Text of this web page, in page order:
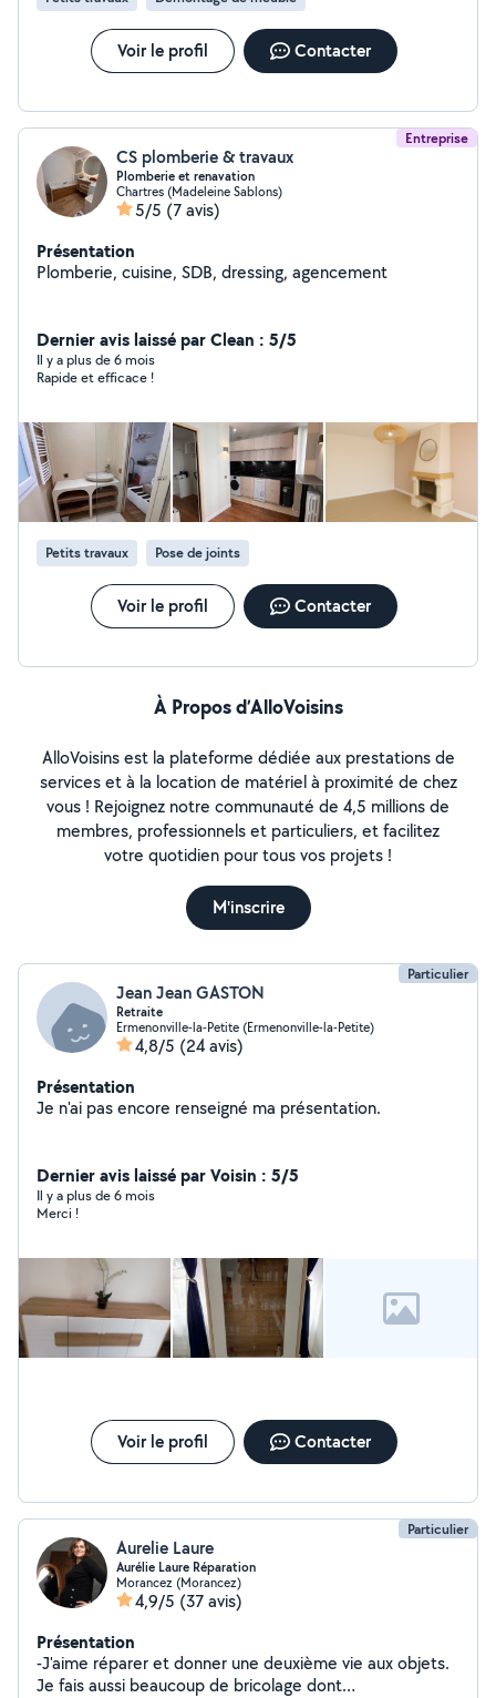
Voir le profil Contacter
Entreprise
CS plomberie & travaux
Plomberie et renavation
Chartres (Madeleine Sablons)
5/5 (7 avis)
Présentation
Plomberie, cuisine, SDB, dressing, agencement
Dernier avis laissé par Clean : 5/5
Il y a plus de 6 mois
Rapide et efficace !
Petits travaux Pose de joints
Voir le profil Contacter
À Propos d’AlloVoisins
AlloVoisins est la plateforme dédiée aux prestations de
services et à la location de matériel à proximité de chez
vous ! Rejoignez notre communauté de 4,5 millions de
membres, professionnels et particuliers, et facilitez
votre quotidien pour tous vos projets !
M'inscrire
Particulier
Jean Jean GASTON
Retraite
Ermenonville-la-Petite (Ermenonville-la-Petite)
4,8/5 (24 avis)
Présentation
Je n'ai pas encore renseigné ma présentation.
Dernier avis laissé par Voisin : 5/5
Il y a plus de 6 mois
Merci !
Voir le profil Contacter
Particulier
Aurelie Laure
Aurélie Laure Réparation
Morancez (Morancez)
4,9/5 (37 avis)
Présentation
-J'aime réparer et donner une deuxième vie aux objets.
Je fais aussi beaucoup de bricolage dont